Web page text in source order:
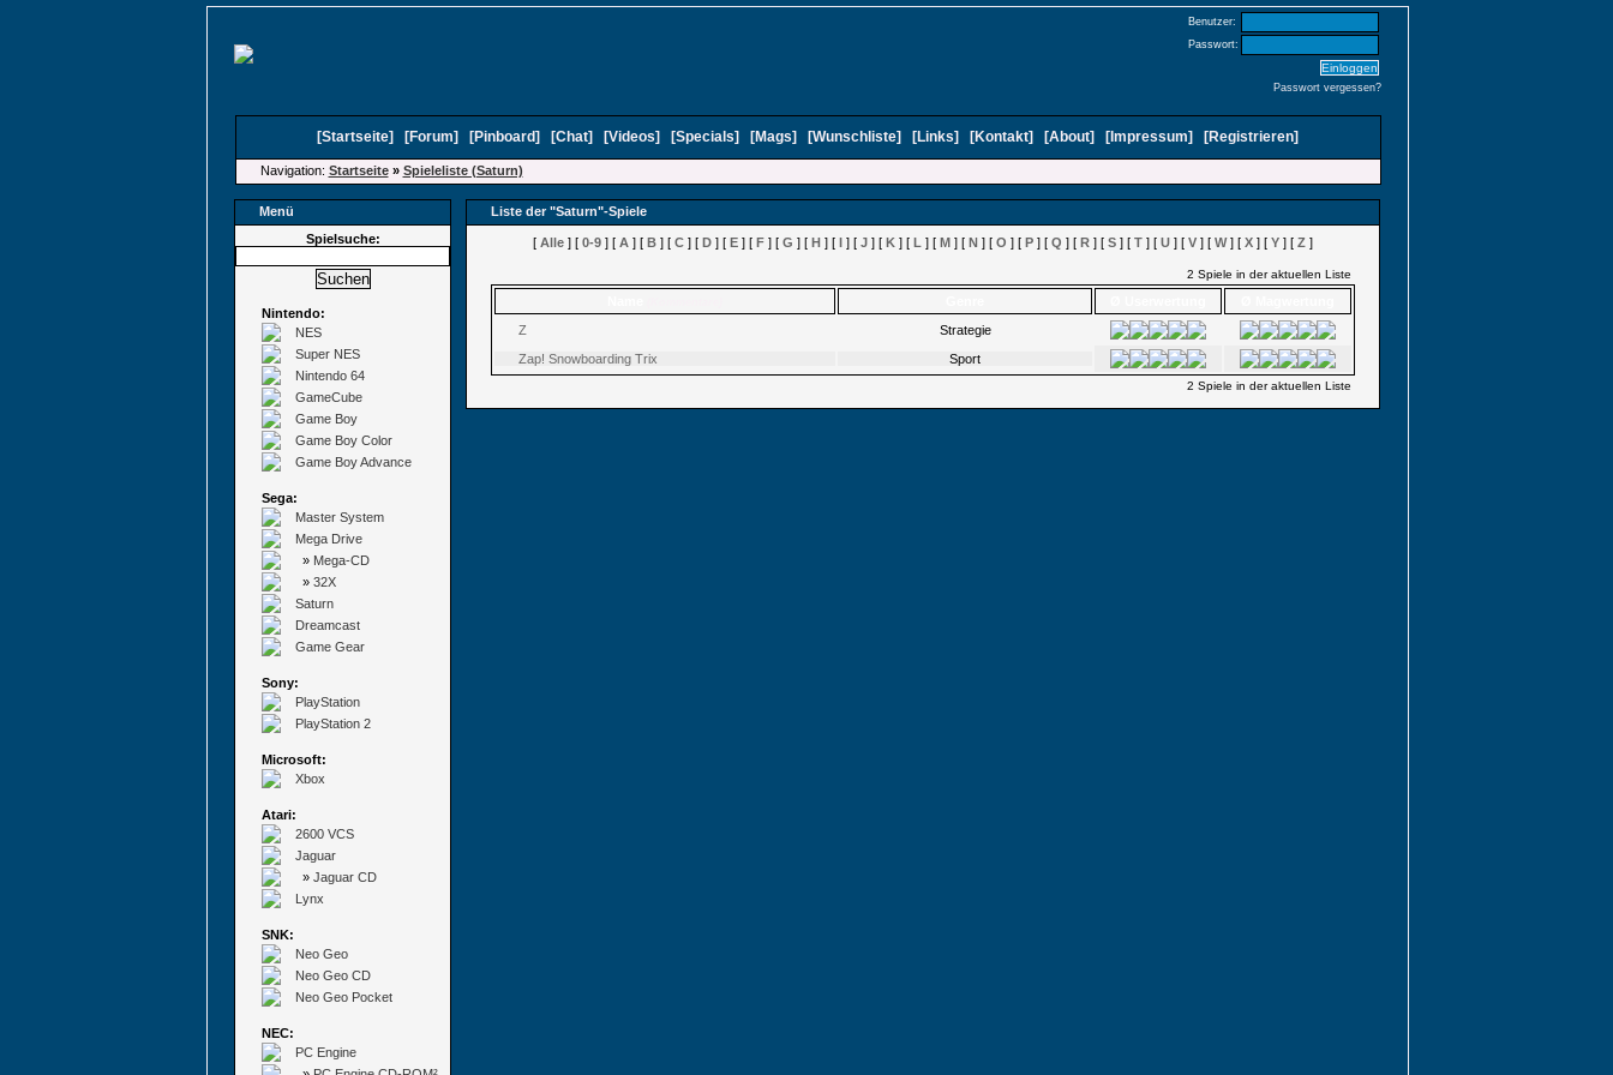
Benutzer:
Passwort:
Passwort vergessen?
[Startseite] [Forum] [Pinboard] [Chat] [Videos] [Specials] [Mags] [Wunschliste] [Links] [Kontakt] [About] [ Impressum] [Registrieren]
Navigation: Startseite» Spieleliste (Saturn)
Menü
Liste der "Saturn"-Spiele
Spielsuche:
Nintendo:
NES
Super NES
Nintendo 64
GameCube
Game Boy
Game Boy Color
Game Boy Advance
Sega:
Master System
Mega Drive
» Mega-CD
» 32X
Saturn
Dreamcast
Game Gear
Sony:
PlayStation
PlayStation 2
Microsoft:
Xbox
Atari:
2600 VCS
Jaguar
» Jaguar CD
Lynx
SNK:
Neo Geo
Neo Geo CD
Neo Geo Pocket
NEC:
PC Engine
[ Alle ] [ 0-9 ] [ A ] [ B ] [ C ] [ D ] [ E ] [ F ] [ G ] [ H ] [ I ] [ J ] [ K ] [ L ] [ M ] [ N ] [ O ] [ P ] [ Q ] [ R ] [ S ] [ T ] [ U ] [ V ] [ W] [ X ] [ Y ] [ Z ]
2 Spiele in der aktuellen Liste
Z
Strategie
Zap! Snowboarding Trix
Sport
2 Spiele in der aktuellen Liste